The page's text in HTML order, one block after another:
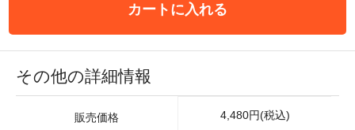
カートに入れる
その他の詳細情報
販売価格 4,480円(税込)